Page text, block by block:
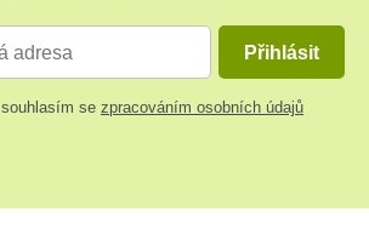
Přihlásit
se zpracováním osobních údajů